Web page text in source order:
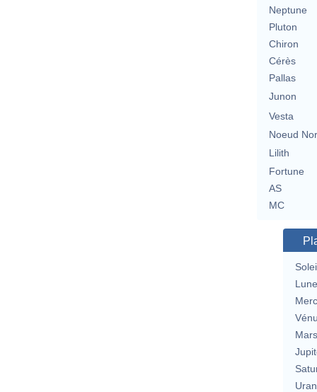
Neptune
Pluton
Chiron
Cérès
Pallas
Junon
Vesta
Noeud
Lilith
Fortune
AS
MC
Lune
Mars